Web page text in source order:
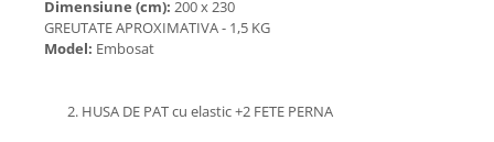
Dimensiune (cm): 200 x 230
GREUTATE APROXIMATIVA - 1,5 KG
Model: Embosat
2. HUSA DE PAT cu elastic +2 FETE PERNA